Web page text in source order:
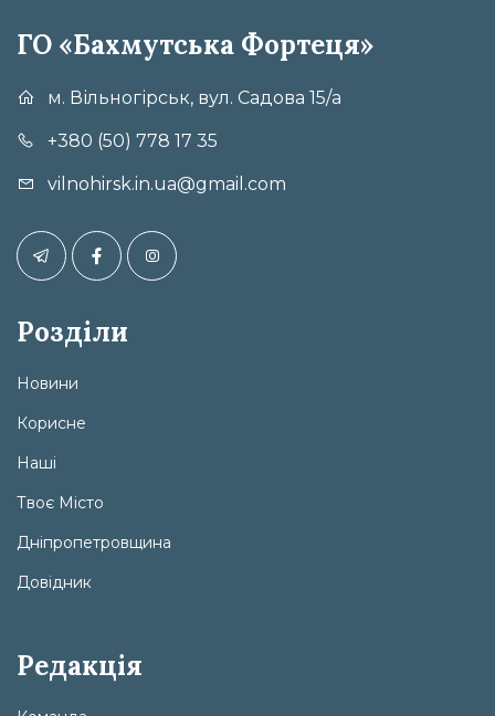
ГО «Бахмутська Фортеця»
м. Вільногірськ, вул. Садова 15/а
+380 (50) 778 17 35
vilnohirsk.in.ua@gmail.com
Розділи
Новини
Корисне
Наші
Твоє Місто
Дніпропетровщина
Довідник
Редакція